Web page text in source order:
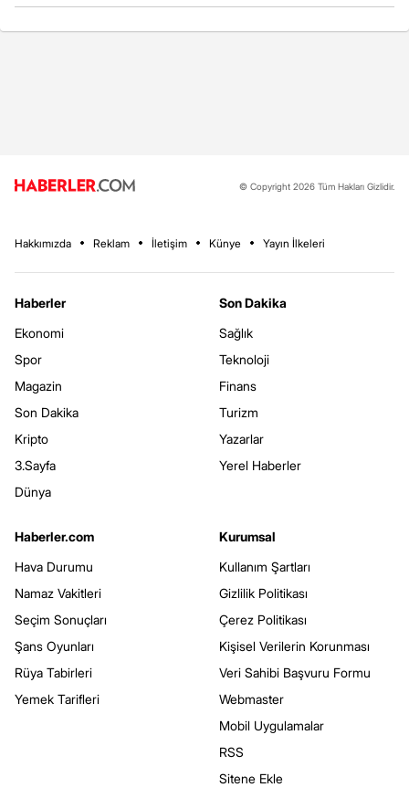
© Copyright 2026 Tüm Hakları Gizlidir.
Hakkımızda Reklam İletişim Künye Yayın İlkeleri
Haberler
Ekonomi
Spor
Magazin
Son Dakika
Kripto
3.Sayfa
Dünya
Son Dakika
Sağlık
Teknoloji
Finans
Turizm
Yazarlar
Yerel Haberler
Haberler.com
Hava Durumu
Namaz Vakitleri
Seçim Sonuçları
Şans Oyunları
Rüya Tabirleri
Yemek Tarifleri
Kurumsal
Kullanım Şartları
Gizlilik Politikası
Çerez Politikası
Kişisel Verilerin Korunması
Veri Sahibi Başvuru Formu
Webmaster
Mobil Uygulamalar
RSS
Sitene Ekle